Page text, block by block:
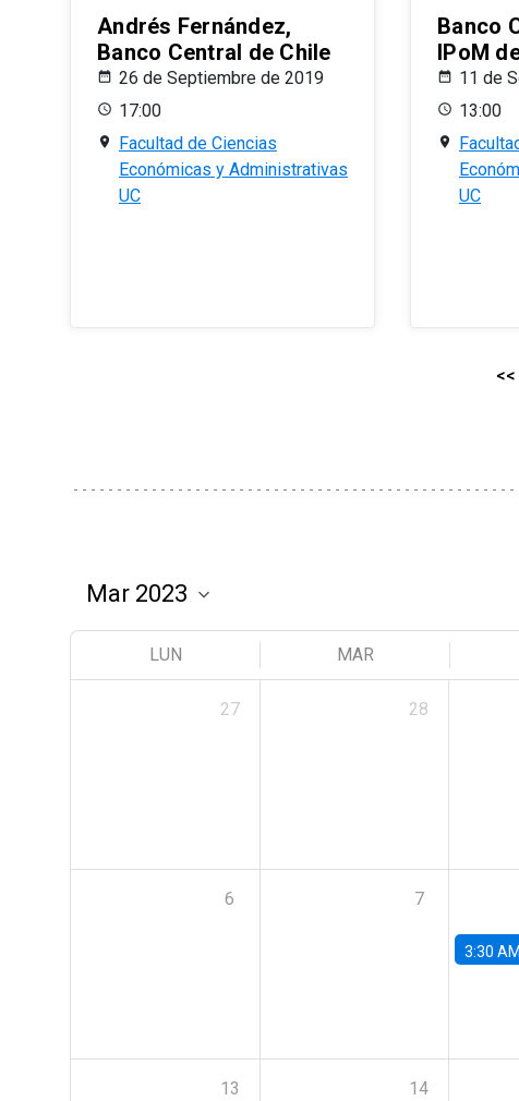
Andrés Fernández,
Banco Central de Chile
26 de Septiembre de 2019
17:00
Facultad de Ciencias
Económicas y Administrativas
UC
Banco
IPoM
11 de
13:00
UC
<<
LUN MAR
27 28
6 7
3:30
13 14